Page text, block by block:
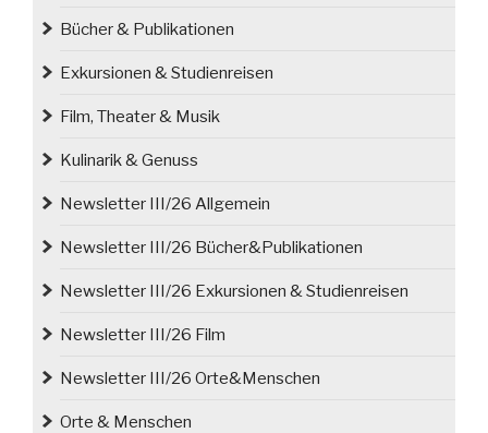
Bücher & Publikationen
Exkursionen & Studienreisen
Film, Theater & Musik
Kulinarik & Genuss
Newsletter III/26 Allgemein
Newsletter III/26 Bücher&Publikationen
Newsletter III/26 Exkursionen & Studienreisen
Newsletter III/26 Film
Newsletter III/26 Orte&Menschen
Orte & Menschen